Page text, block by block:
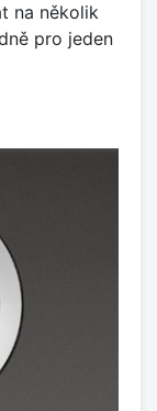
na několik
pro jeden